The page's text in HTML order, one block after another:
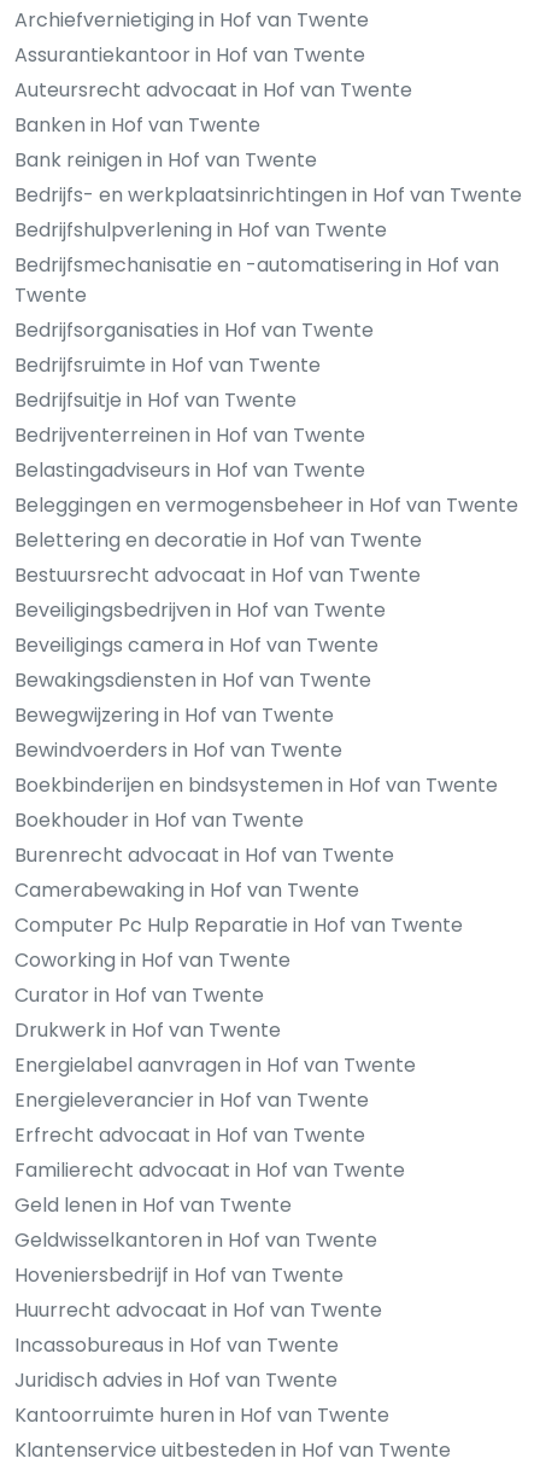
Archiefvernietiging in Hof van Twente
Assurantiekantoor in Hof van Twente
Auteursrecht advocaat in Hof van Twente
Banken in Hof van Twente
Bank reinigen in Hof van Twente
Bedrijfs- en werkplaatsinrichtingen in Hof van Twente
Bedrijfshulpverlening in Hof van Twente
Bedrijfsmechanisatie en -automatisering in Hof van
Twente
Bedrijfsorganisaties in Hof van Twente
Bedrijfsruimte in Hof van Twente
Bedrijfsuitje in Hof van Twente
Bedrijventerreinen in Hof van Twente
Belastingadviseurs in Hof van Twente
Beleggingen en vermogensbeheer in Hof van Twente
Belettering en decoratie in Hof van Twente
Bestuursrecht advocaat in Hof van Twente
Beveiligingsbedrijven in Hof van Twente
Beveiligings camera in Hof van Twente
Bewakingsdiensten in Hof van Twente
Bewegwijzering in Hof van Twente
Bewindvoerders in Hof van Twente
Boekbinderijen en bindsystemen in Hof van Twente
Boekhouder in Hof van Twente
Burenrecht advocaat in Hof van Twente
Camerabewaking in Hof van Twente
Computer Pc Hulp Reparatie in Hof van Twente
Coworking in Hof van Twente
Curator in Hof van Twente
Drukwerk in Hof van Twente
Energielabel aanvragen in Hof van Twente
Energieleverancier in Hof van Twente
Erfrecht advocaat in Hof van Twente
Familierecht advocaat in Hof van Twente
Geld lenen in Hof van Twente
Geldwisselkantoren in Hof van Twente
Hoveniersbedrijf in Hof van Twente
Huurrecht advocaat in Hof van Twente
Incassobureaus in Hof van Twente
Juridisch advies in Hof van Twente
Kantoorruimte huren in Hof van Twente
Klantenservice uitbesteden in Hof van Twente